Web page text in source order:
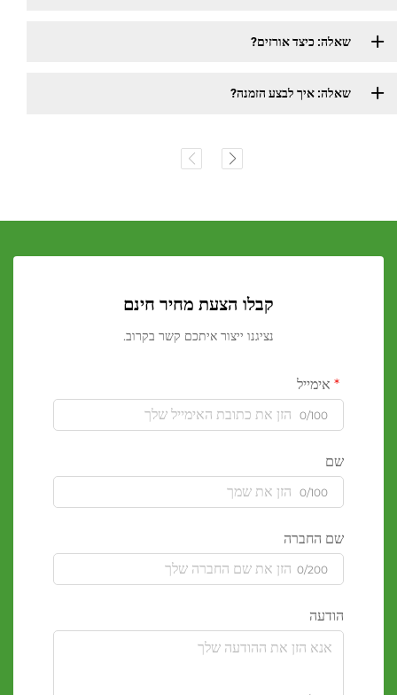
שאלה: כיצד אורזים?
שאלה: איך לבצע הזמנה?
קבלו הצעת מחיר חינם
נציגנו ייצור איתכם קשר בקרוב.
אימייל
0/100
שם
0/100
שם החברה
0/200
הודעה